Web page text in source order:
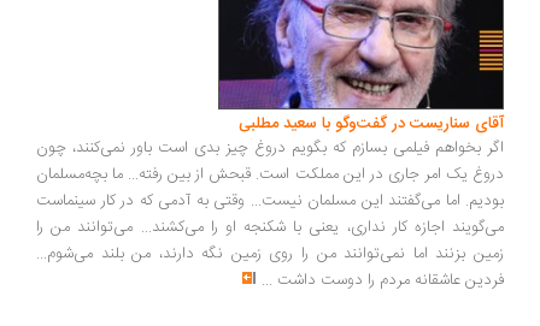
آقای سناریست در گفت‌وگو با سعید مطلبی
اگر بخواهم فیلمی بسازم که بگویم دروغ چیز بدی است باور نمی‌کنند، چون
دروغ یک امر جاری در این مملکت است. قبحش از بین رفته... ما بچه‌مسلمان
بودیم. اما می‌گفتند این مسلمان نیست... وقتی به آدمی که در کار سینماست
می‌گویند اجازه کار نداری، یعنی با شکنجه او را می‌کشند... می‌توانند من را
زمین بزنند اما نمی‌توانند من را روی زمین نگه دارند، من بلند می‌شوم...
فردین عاشقانه مردم را دوست داشت ...